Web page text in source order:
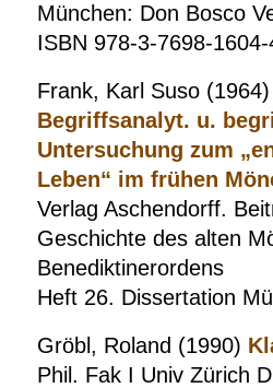
München: Don Bosco
ISBN 978-3-7698-
Frank, Karl Suso (1964)
Begriffsanalyt. u.
Untersuchung zum
Leben“ im frühen
Verlag Aschendorff.
Geschichte des alten
Benediktinerordens
Heft 26. Dissertation
Gröbl, Roland (1990)
Phil. Fak I Univ Zürich